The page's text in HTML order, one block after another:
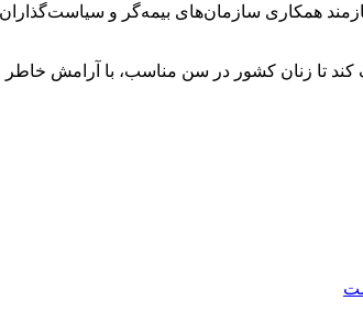
همکاری سازمان‌های بیمه‌گر و
کند تا زنان کشور در سن مناسب، با آرامش